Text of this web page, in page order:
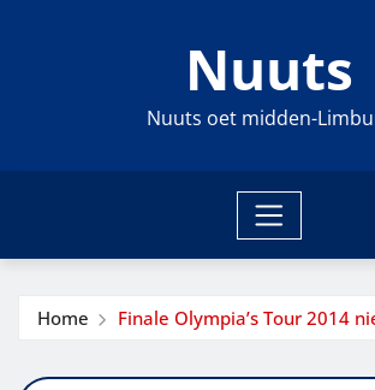
Nuuts
Nuuts oet midden-
Home Finale Olympia’s Tour 2014